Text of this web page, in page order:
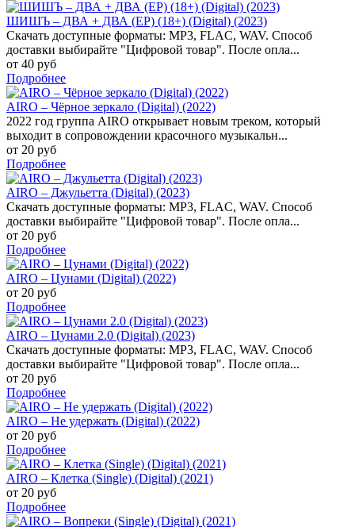
ШИШЪ – ДВА + ДВА (EP) (18+) (Digital) (2023)
Скачать доступные форматы: MP3, FLAC, WAV. Способ
доставки выбирайте "Цифровой товар". После опла...
от 40 руб
Подробнее
AIRO – Чёрное зеркало (Digital) (2022)
2022 год группа AIRO открывает новым треком, который
выходит в сопровождении красочного музыкальн...
от 20 руб
Подробнее
AIRO – Джульетта (Digital) (2023)
Скачать доступные форматы: MP3, FLAC, WAV. Способ
доставки выбирайте "Цифровой товар". После опла...
от 20 руб
Подробнее
AIRO – Цунами (Digital) (2022)
от 20 руб
Подробнее
AIRO – Цунами 2.0 (Digital) (2023)
Скачать доступные форматы: MP3, FLAC, WAV. Способ
доставки выбирайте "Цифровой товар". После опла...
от 20 руб
Подробнее
AIRO – Не удержать (Digital) (2022)
от 20 руб
Подробнее
AIRO – Клетка (Single) (Digital) (2021)
от 20 руб
Подробнее